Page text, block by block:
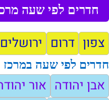
חדרים לפי שעה
צפון דרום
חדרים לפי שעה במרכז
אבן יהודה אור